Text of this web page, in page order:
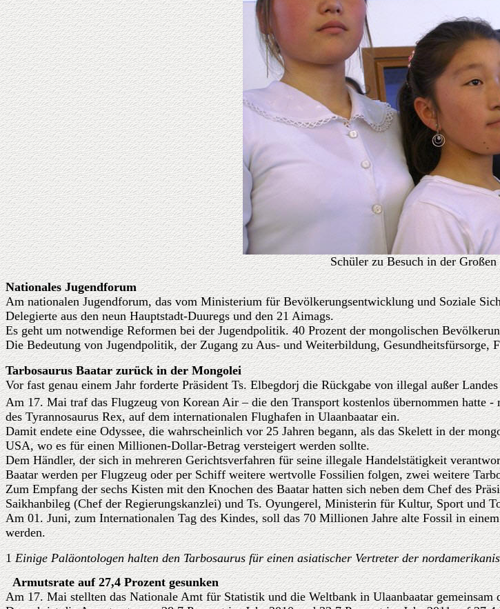
Schüler zu Besuch in der Großen
Nationales Jugendforum
Am nationalen Jugendforum, das vom Ministerium für Bevölkerungsentwicklung und Soziale
Delegierte aus den neun Hauptstadt-Duuregs und den 21 Aimags.
Es geht um notwendige Reformen bei der Jugendpolitik. 40 Prozent der mongolischen
Die Bedeutung von Jugendpolitik, der Zugang zu Aus- und Weiterbildung, Gesundheitsfürsorge,
Tarbosaurus Baatar zurück in der Mongolei
Vor fast genau einem Jahr forderte Präsident Ts. Elbegdorj die Rückgabe von illegal außer
Am 17. Mai traf das Flugzeug von Korean Air – die den Transport kostenlos übernommen hatte
des Tyrannosaurus Rex, auf dem internationalen Flughafen in Ulaanbaatar ein.
Damit endete eine Odyssee, die wahrscheinlich vor 25 Jahren begann, als das Skelett in der
USA, wo es für einen Millionen-Dollar-Betrag versteigert werden sollte.
Dem Händler, der sich in mehreren Gerichtsverfahren für seine illegale Handelstätigkeit
Baatar werden per Flugzeug oder per Schiff weitere wertvolle Fossilien folgen, zwei weitere
Zum Empfang der sechs Kisten mit den Knochen des Baatar hatten sich neben dem Chef des
Saikhanbileg (Chef der Regierungskanzlei) und Ts. Oyungerel, Ministerin für Kultur, Sport und
Am 01. Juni, zum Internationalen Tag des Kindes, soll das 70 Millionen Jahre alte Fossil in
werden.
1 Einige Paläontologen halten den Tarbosaurus für einen asiatischer Vertreter der
Armutsrate auf 27,4 Prozent gesunken
Am 17. Mai stellten das Nationale Amt für Statistik und die Weltbank in Ulaanbaatar